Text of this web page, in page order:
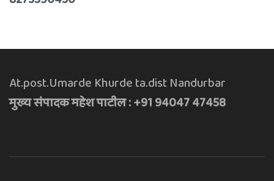
At.post.Umarde Khurde ta.dist Nandurbar
मुख्य संपादक महेश पाटील : +91 94047 47458